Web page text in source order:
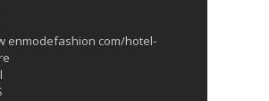
enmodefashion com/hotel-